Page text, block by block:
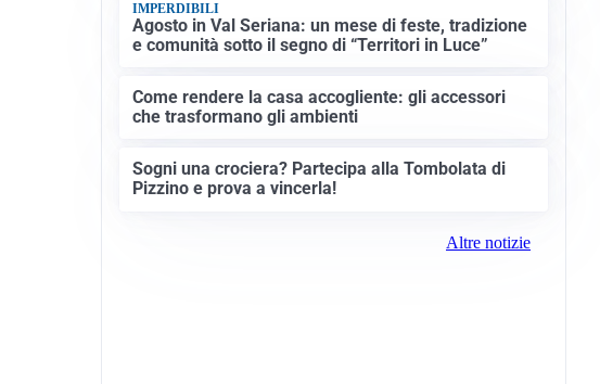
IMPERDIBILI
Agosto in Val Seriana: un mese di feste, tradizione
e comunità sotto il segno di “Territori in Luce”
Come rendere la casa accogliente: gli accessori
che trasformano gli ambienti
Sogni una crociera? Partecipa alla Tombolata di
Pizzino e prova a vincerla!
Altre notizie